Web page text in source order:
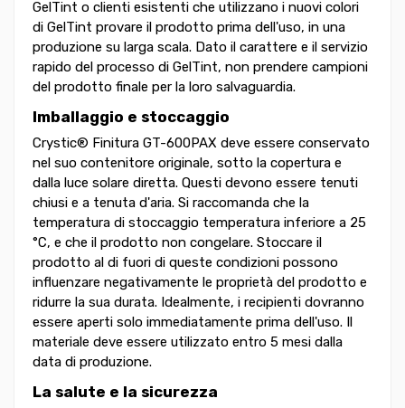
GelTint o clienti esistenti che utilizzano i nuovi colori
di GelTint provare il prodotto prima dell'uso, in una
produzione su larga scala. Dato il carattere e il servizio
rapido del processo di GelTint, non prendere campioni
del prodotto finale per la loro salvaguardia.
Imballaggio e stoccaggio
Crystic® Finitura GT-600PAX deve essere conservato
nel suo contenitore originale, sotto la copertura e
dalla luce solare diretta. Questi devono essere tenuti
chiusi e a tenuta d'aria. Si raccomanda che la
temperatura di stoccaggio temperatura inferiore a 25
°C, e che il prodotto non congelare. Stoccare il
prodotto al di fuori di queste condizioni possono
influenzare negativamente le proprietà del prodotto e
ridurre la sua durata. Idealmente, i recipienti dovranno
essere aperti solo immediatamente prima dell'uso. Il
materiale deve essere utilizzato entro 5 mesi dalla
data di produzione.
La salute e la sicurezza